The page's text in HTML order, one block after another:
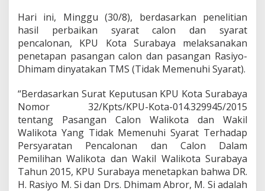
b
a
G
a
a
l
Hari ini, Minggu (30/8), berdasarkan penelitian
hasil perbaikan syarat calon dan syarat
pencalonan, KPU Kota Surabaya melaksanakan
penetapan pasangan calon dan pasangan Rasiyo-
Dhimam dinyatakan TMS (Tidak Memenuhi Syarat).
“Berdasarkan Surat Keputusan KPU Kota Surabaya
Nomor 32/Kpts/KPU-Kota-014.329945/2015
tentang Pasangan Calon Walikota dan Wakil
Walikota Yang Tidak Memenuhi Syarat Terhadap
Persyaratan Pencalonan dan Calon Dalam
Pemilihan Walikota dan Wakil Walikota Surabaya
Tahun 2015, KPU Surabaya menetapkan bahwa DR.
H. Rasiyo M. Si dan Drs. Dhimam Abror, M. Si adalah